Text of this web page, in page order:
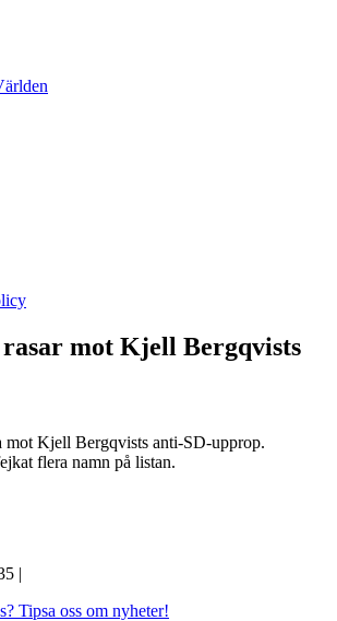
mot Kjell Bergqvists
mot Kjell Bergqvists anti-SD-upprop.
flera namn på listan.
|
Tipsa oss om nyheter!